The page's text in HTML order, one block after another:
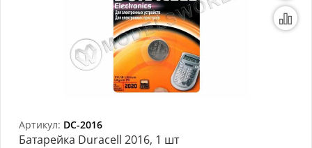
Артикул: DC-2016
Батарейка Duracell 2016, 1 шт